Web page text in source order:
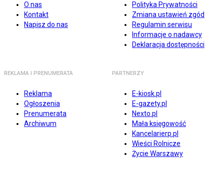
O nas
Kontakt
Napisz do nas
Polityka Prywatności
Zmiana ustawień zgód
Regulamin serwisu
Informacje o nadawcy
Deklaracja dostępności
REKLAMA I PRENUMERATA
Reklama
Ogłoszenia
Prenumerata
Archiwum
PARTNERZY
E-kiosk.pl
E-gazety.pl
Nexto.pl
Mała księgowość
Kancelarierp.pl
Wieści Rolnicze
Życie Warszawy